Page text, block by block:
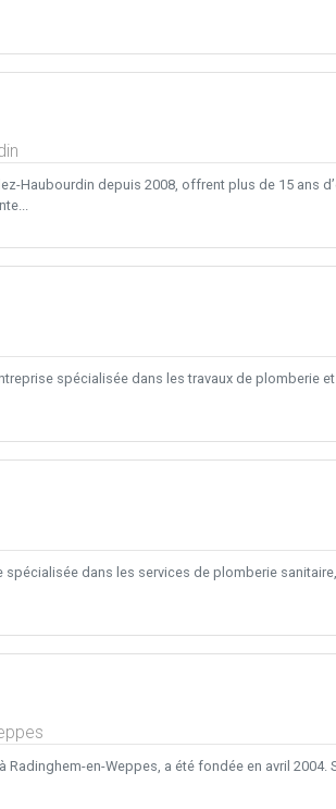
Haubourdin depuis 2008, offrent plus de 15 ans
spécialisée dans les travaux de plomberie
spécialisée dans les services de plomberie
Radinghem-en-Weppes, a été fondée en avril